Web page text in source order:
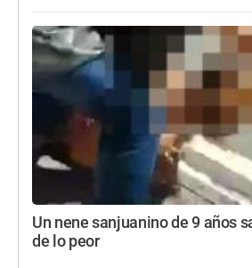
Un nene sanjuanino de 9 años
de lo peor